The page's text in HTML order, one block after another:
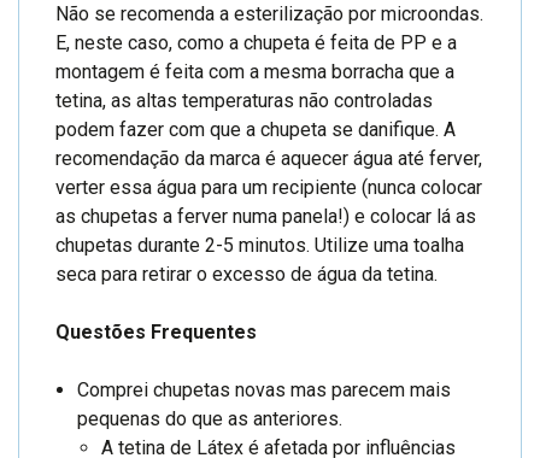
Não se recomenda a esterilização por microondas.
E, neste caso, como a chupeta é feita de PP e a
montagem é feita com a mesma borracha que a
tetina, as altas temperaturas não controladas
podem fazer com que a chupeta se danifique. A
recomendação da marca é aquecer água até ferver,
verter essa água para um recipiente (nunca colocar
as chupetas a ferver numa panela!) e colocar lá as
chupetas durante 2-5 minutos. Utilize uma toalha
seca para retirar o excesso de água da tetina.
Questões Frequentes
Comprei chupetas novas mas parecem mais
pequenas do que as anteriores.
A tetina de Látex é afetada por influências